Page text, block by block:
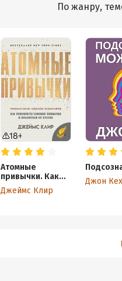
По жанру,
Атомные
привычки. Как
приобрести
хорошие
Джеймс Клир
Джон